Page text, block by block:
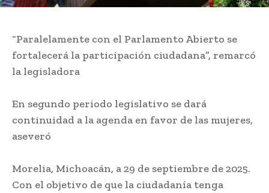
“Paralelamente con el Parlamento Abierto se
fortalecerá la participación ciudadana”, remarcó
la legisladora
En segundo periodo legislativo se dará
continuidad a la agenda en favor de las mujeres,
aseveró
Morelia, Michoacán, a 29 de septiembre de 2025.
Con el objetivo de que la ciudadanía tenga